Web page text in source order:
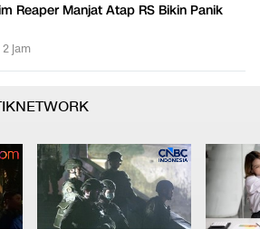
Reaper Manjat Atap RS Bikin Panik
jam